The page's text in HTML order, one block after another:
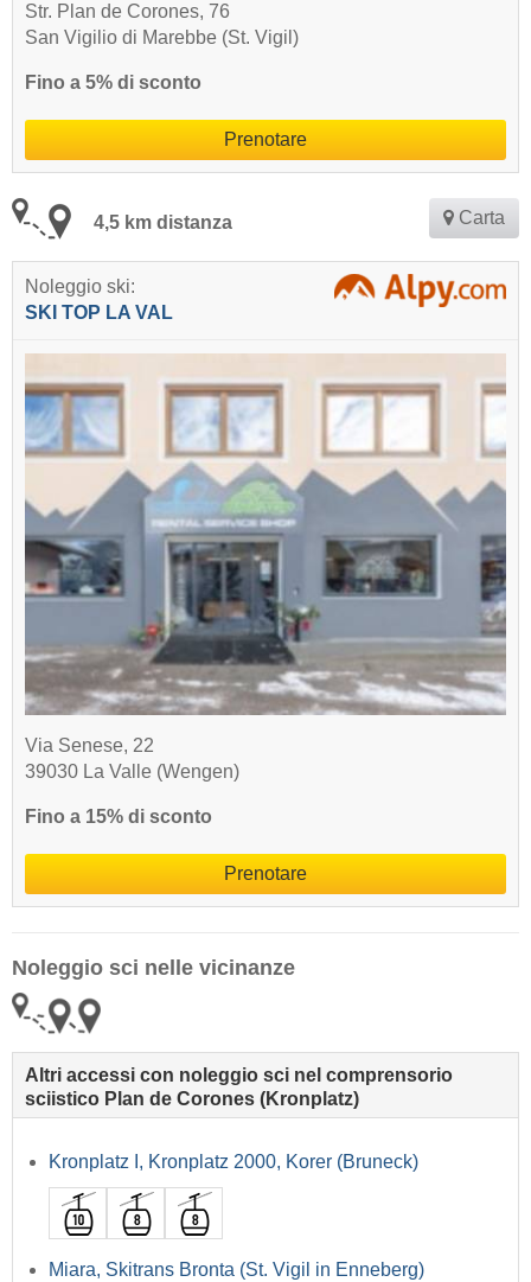
Str. Plan de Corones, 76
San Vigilio di Marebbe (St. Vigil)
Fino a 5% di sconto
Prenotare
4,5 km distanza Carta
Noleggio ski:
SKI TOP LA VAL
Via Senese, 22
39030 La Valle (Wengen)
Fino a 15% di sconto
Prenotare
Noleggio sci nelle vicinanze
Altri accessi con noleggio sci nel comprensorio
sciistico Plan de Corones (Kronplatz)
Kronplatz I, Kronplatz 2000, Korer (Bruneck)
Miara, Skitrans Bronta (St. Vigil in Enneberg)